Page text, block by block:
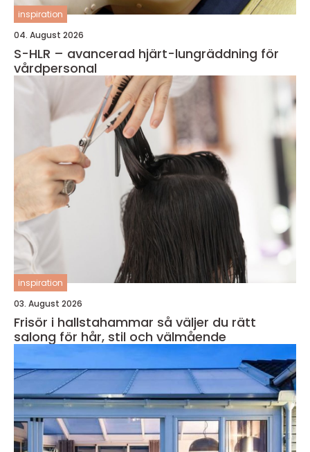
inspiration
04. August 2026
S-HLR – avancerad hjärt-lungräddning för
vårdpersonal
inspiration
03. August 2026
Frisör i hallstahammar så väljer du rätt
salong för hår, stil och välmående